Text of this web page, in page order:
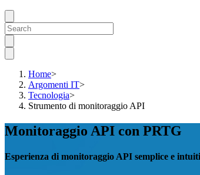
Home>
Argomenti IT>
Tecnologia>
Strumento di monitoraggio API
Monitoraggio API con PRTG
Esperienza di monitoraggio API semplice e